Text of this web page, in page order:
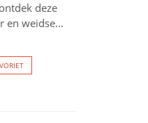
deze
en weidse...